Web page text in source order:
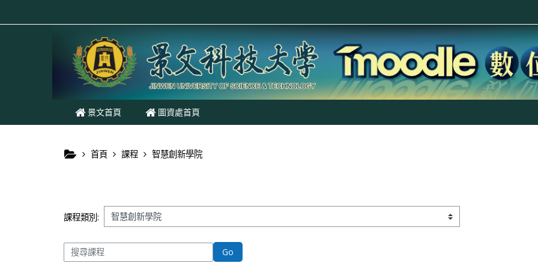
景文首頁 圖資處首頁
首頁 課程 智慧創新學院
課程類別:
搜尋課程 Go